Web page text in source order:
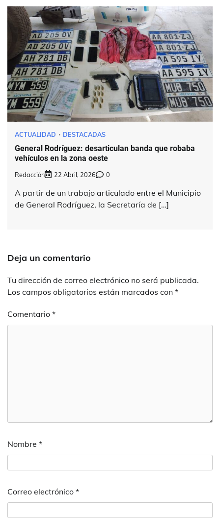
ACTUALIDAD DESTACADAS
General Rodríguez: desarticulan banda que robaba
vehículos en la zona oeste
Redacción 22 Abril, 2026 0
A partir de un trabajo articulado entre el Municipio
de General Rodríguez, la Secretaría de […]
Deja un comentario
Tu dirección de correo electrónico no será publicada.
Los campos obligatorios están marcados con *
Comentario *
Nombre *
Correo electrónico *